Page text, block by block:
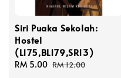
Siri Puaka Sekolah:
Hostel
(L175,BL179,SR13)
Sale
RM 5.00 Regular
RM 12.00